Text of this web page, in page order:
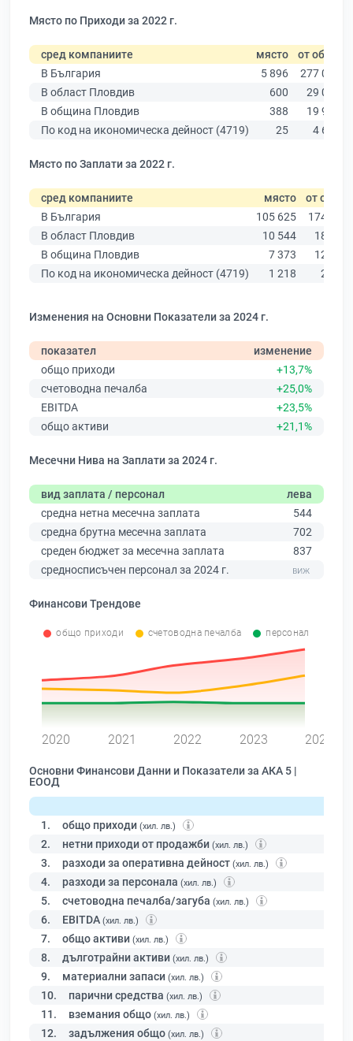
Място по Приходи за 2022 г.
сред компаниите място от общо
В България
5 896
277 019
В област Пловдив
600
29 067
В община Пловдив
388
19 939
По код на икономическа дейност (4719)
25 4 682
Място по Заплати за 2022 г.
сред компаниите място
от общо
В България
105 625
174 403
В област Пловдив
10 544
18 305
В община Пловдив
7 373
12 387
По код на икономическа дейност (4719)
1 218 2 938
Изменения на Основни Показатели за 2024 г.
показател
изменение
общо приходи
+13,7%
счетоводна печалба
+25,0%
EBITDA
+23,5%
общо активи
+21,1%
Месечни Нива на Заплати за 2024 г.
вид заплата / персонал
лева
средна нетна месечна заплата
544
средна брутна месечна заплата
702
среден бюджет за месечна заплата
837
средносписъчен персонал за 2024 г.
Финансови Трендове
общо приходи счетоводна печалба персонал
2020 2021 2022 2023 2024
Основни Финансови Данни и Показатели за АКА 5 |
ЕООД
1. общо приходи (хил. лв.)
2. нетни приходи от продажби (хил. лв.)
3. разходи за оперативна дейност (хил. лв.)
4. разходи за персонала (хил. лв.)
5. счетоводна печалба/загуба (хил. лв.)
6. EBITDA (хил. лв.)
7. общо активи (хил. лв.)
8. дълготрайни активи (хил. лв.)
9. материални запаси (хил. лв.)
10. парични средства (хил. лв.)
11. вземания общо (хил. лв.)
12. задължения общо (хил. лв.)